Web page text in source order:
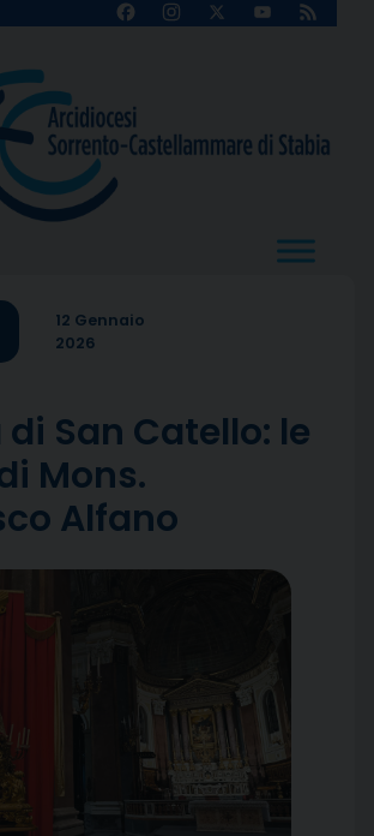
FacebookInstagram
X
YouTube
Feed
12 Gennaio
2026
San Catello: le
Mons.
Alfano